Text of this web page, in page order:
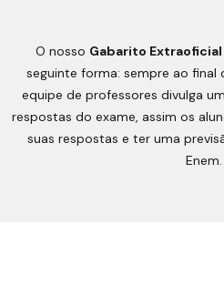
O nosso Gabarito
seguinte forma: sempre ao final
equipe de professores divulga
respostas do exame, assim os
suas respostas e ter uma
Enem.